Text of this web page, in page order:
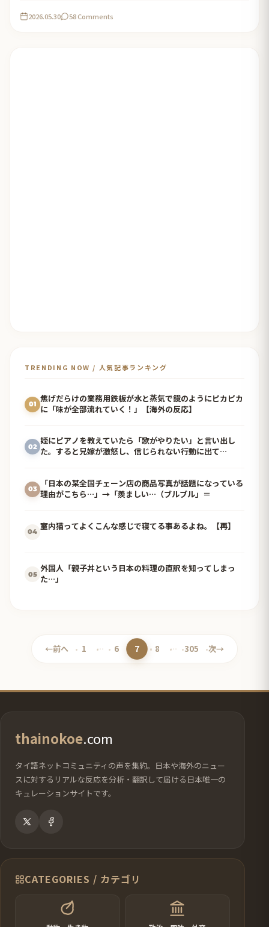
2026.05.30 58 Comments
←前へ
ペ
1 …
ペ
6
ペ
7
ペ
8 …
ペ
305 次→
TRENDING NOW / 人気記事ランキング
01
焦げだらけの業務用鉄板が水と蒸気で鏡のようにピカピカ
に「味が全部流れていく！」【海外の反応】
02
姪にピアノを教えていたら「歌がやりたい」と言い出し
た。すると兄嫁が激怒し、信じられない行動に出て…
03
「日本の某全国チェーン店の商品写真が話題になっている
理由がこちら…」→「羨ましい…（ブルブル」＝
04
室内猫ってよくこんな感じで寝てる事あるよね。【再】
05
外国人「親子丼という日本の料理の直訳を知ってしまっ
た…」
thainokoe.com
タイ語ネットコミュニティの声を集約。日本や海外のニュー
スに対するリアルな反応を分析・翻訳して届ける日本唯一の
キュレーションサイトです。
CATEGORIES / カテゴリ